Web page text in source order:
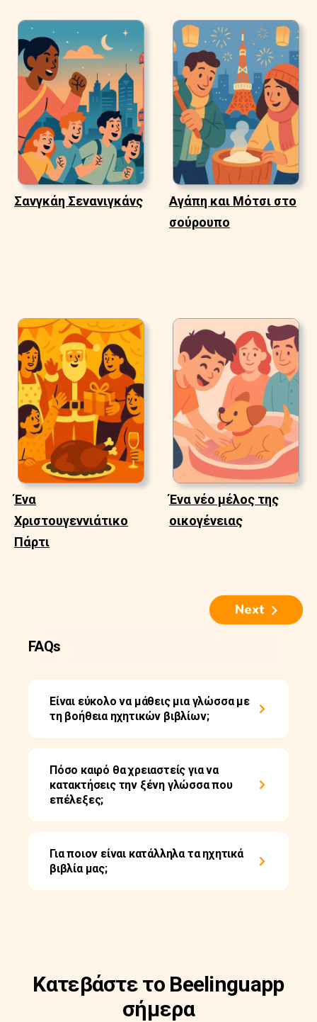
Σανγκάη Σενανιγκάνς
Αγάπη και Μότσι στο
σούρουπο
Ένα
Χριστουγεννιάτικο
Πάρτι
Ένα νέο μέλος της
οικογένειας
Next
FAQs
Είναι εύκολο να μάθεις μια γλώσσα με
τη βοήθεια ηχητικών βιβλίων;
Πόσο καιρό θα χρειαστείς για να
κατακτήσεις την ξένη γλώσσα που
επέλεξες;
Για ποιον είναι κατάλληλα τα ηχητικά
βιβλία μας;
Κατεβάστε το Beelinguapp
σήμερα